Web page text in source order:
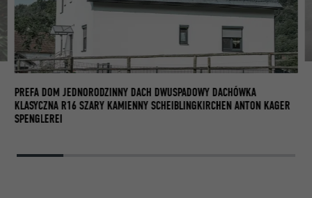
PREFA DOM JEDNORODZINNY DACH DWUSPADOWY DACHÓWKA
KLASYCZNA R16 SZARY KAMIENNY SCHEIBLINGKIRCHEN ANTON KAGER
SPENGLEREI